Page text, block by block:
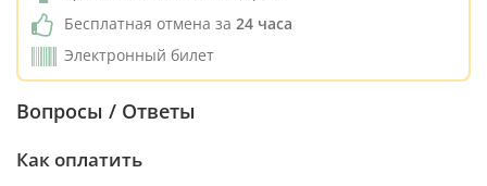
Бесплатная отмена за 24 часа
Электронный билет
Вопросы / Ответы
Как оплатить